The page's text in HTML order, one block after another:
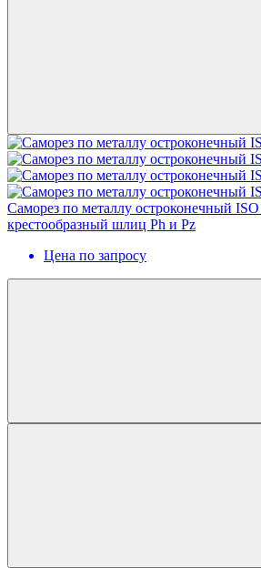
Cаморез по металлу остроконечный
крестообразный шлиц Ph и Pz
Цена по запросу